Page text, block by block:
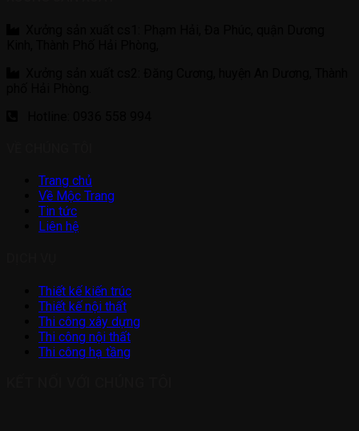
Trang chủ
Về Mộc Trang
Tin tức
Liên hệ
Thiết kế kiến trúc
Thiết kế nội thất
Thi công xây dựng
Thi công nội thất
Thi công hạ tầng